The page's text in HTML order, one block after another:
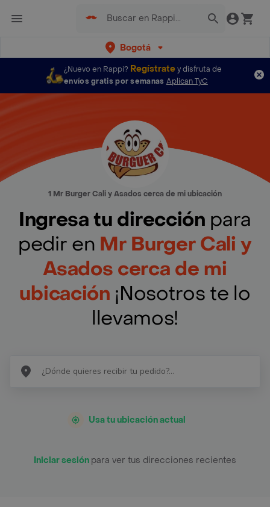
Bogotá
¿Nuevo en Rappi? Regístratey disfruta de
envíos gratis por semanas Aplican TyC
1 Mr Burger Cali y Asados cerca de mi ubicación
Ingresa tu dirección para
pedir en Mr Burger Cali y
Asados cerca de mi
ubicación ¡Nosotros te lo
llevamos!
Usa tu ubicación actual
Iniciar sesión para ver tus direcciones recientes